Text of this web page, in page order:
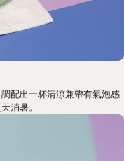
配出一杯清涼兼帶有氣泡感
消暑。